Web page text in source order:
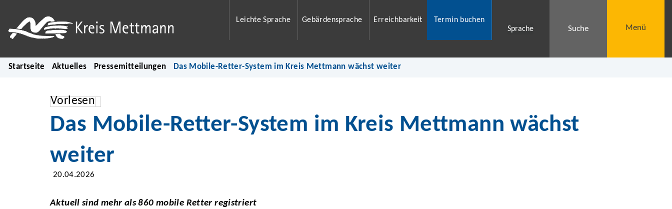
Leichte Sprache Gebärdensprache Erreichbarkeit
Termin buchen
Sprache
Suche Menü
Startseite Aktuelles Pressemitteilungen Das Mobile-Retter-System im Kreis Mettmann wächst weiter
Vorlesen
Das Mobile-Retter-System im Kreis Mettmann wächst
weiter
20.04.2026
Aktuell sind mehr als 860 mobile Retter registriert